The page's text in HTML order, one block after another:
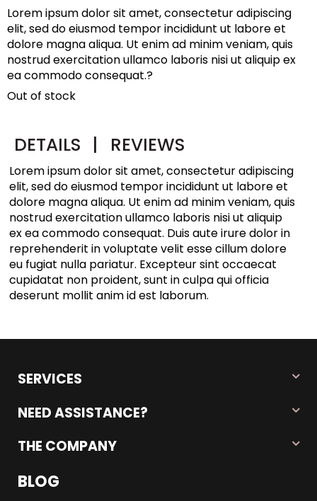
Lorem ipsum dolor sit amet, consectetur adipiscing
elit, sed do eiusmod tempor incididunt ut labore et
dolore magna aliqua. Ut enim ad minim veniam, quis
nostrud exercitation ullamco laboris nisi ut aliquip ex
ea commodo consequat.?
Out of stock
DETAILS | REVIEWS
Lorem ipsum dolor sit amet, consectetur adipiscing
elit, sed do eiusmod tempor incididunt ut labore et
dolore magna aliqua. Ut enim ad minim veniam, quis
nostrud exercitation ullamco laboris nisi ut aliquip
ex ea commodo consequat. Duis aute irure dolor in
reprehenderit in voluptate velit esse cillum dolore
eu fugiat nulla pariatur. Excepteur sint occaecat
cupidatat non proident, sunt in culpa qui officia
deserunt mollit anim id est laborum.
SERVICES
NEED ASSISTANCE?
THE COMPANY
BLOG